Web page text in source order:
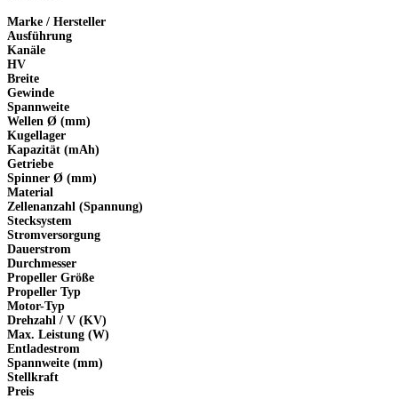
Marke / Hersteller
Ausführung
Kanäle
HV
Breite
Gewinde
Spannweite
Wellen Ø (mm)
Kugellager
Kapazität (mAh)
Getriebe
Spinner Ø (mm)
Material
Zellenanzahl (Spannung)
Stecksystem
Stromversorgung
Dauerstrom
Durchmesser
Propeller Größe
Propeller Typ
Motor-Typ
Drehzahl / V (KV)
Max. Leistung (W)
Entladestrom
Spannweite (mm)
Stellkraft
Preis